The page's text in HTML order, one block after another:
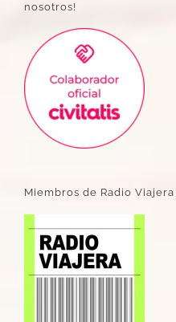
nosotros!
Miembros de Radio